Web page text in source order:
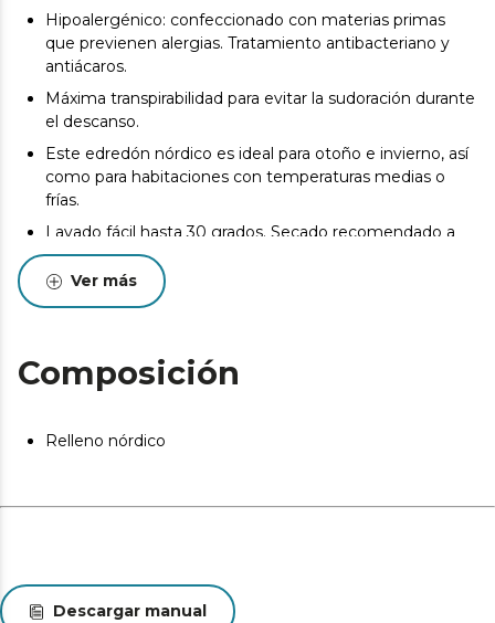
Hipoalergénico: confeccionado con materias primas
que previenen alergias. Tratamiento antibacteriano y
antiácaros.
Máxima transpirabilidad para evitar la sudoración durante
el descanso.
Este edredón nórdico es ideal para otoño e invierno, así
como para habitaciones con temperaturas medias o
frías.
Lavado fácil hasta 30 grados. Secado recomendado a
baja temperatura.
Fabricado en España, cuenta con certificado Oekotex,
que garantiza su fabricación sin sustancias nocivas.
Ver más
Composición
Relleno nórdico
Descargar manual